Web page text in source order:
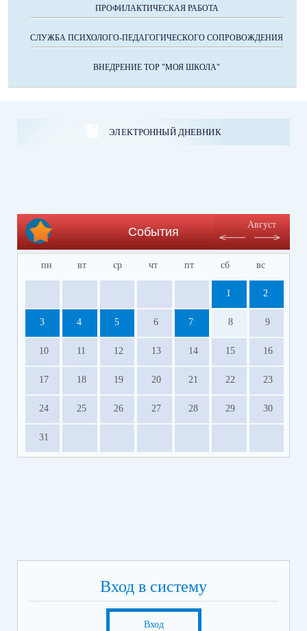
ПРОФИЛАКТИЧЕСКАЯ РАБОТА
СЛУЖБА ПСИХОЛОГО-ПЕДАГОГИЧЕСКОГО СОПРОВОЖДЕНИЯ
ВНЕДРЕНИЕ ТОР "МОЯ ШКОЛА"
ЭЛЕКТРОННЫЙ ДНЕВНИК
События
Август
пн вт ср чт пт сб вс
1 2
3 4 5 6 7 8 9
10 11 12 13 14 15 16
17 18 19 20 21 22 23
24 25 26 27 28 29 30
31
Вход в систему
Вход